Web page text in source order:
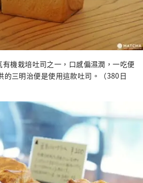
機栽培吐司之一，口感偏濕潤，一吃便
的三明治便是使用這款吐司。（380日